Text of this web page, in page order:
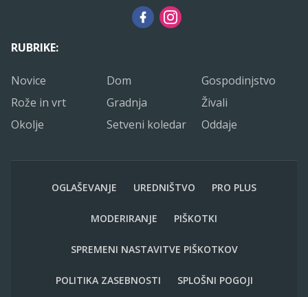
Kolerabica
RUBRIKE:
Novice Dom
Gospodinjstvo
Rože in vrt
Gradnja
Živali
Okolje
Setveni koledar Oddaje
OGLAŠEVANJE UREDNIŠTVO PRO PLUS
MODERIRANJE PIŠKOTKI
SPREMENI NASTAVITVE PIŠKOTKOV
POLITIKA ZASEBNOSTI SPLOŠNI POGOJI